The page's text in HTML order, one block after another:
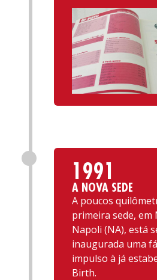
1991
A NOVA SEDE
A poucos
primeira sede, em
Napoli (NA), está
inaugurada uma
impulso à já
Birth.